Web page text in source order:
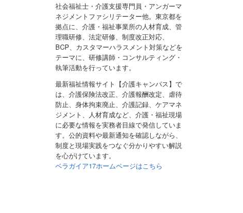
社会福祉士・介護支援専門員・アンガーマ
ネジメントファシリテーター他。東京都を
拠点に、介護・福祉事業所の人材育成、管
理職研修、法定研修、制度改正対応、
BCP、カスタマーハラスメント対策などを
テーマに、研修講師・コンサルティング・
執筆活動を行っています。
最新福祉情報サイト【介護キャンパス】で
は、介護保険法改正、介護報酬改定、虐待
防止、身体拘束廃止、介護記録、ケアマネ
ジメント、人材育成など、介護・福祉現場
に必要な情報を実務者目線で発信していま
す。公的資料や最新通知を確認しながら、
制度と現場実践をつなぐ分かりやすい解説
を心がけています。
ベラガイア17ホームページはこちら